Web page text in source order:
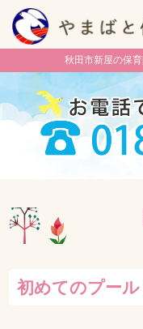
秋田市新屋の保
初めてのプール